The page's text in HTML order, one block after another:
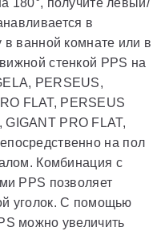
180°, получите левый/
в
ванной комнате или в
стенкой PPS на
PERSEUS,
FLAT, PERSEUS
PRO FLAT,
на пол
Комбинация с
PPS позволяет
уголок. С помощью
можно увеличить